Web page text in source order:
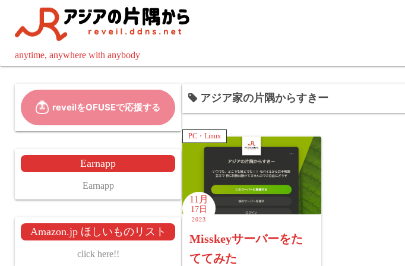
ツ
anytime, anywhere with anybody
アジア家の片隅からすきー
PC・Linux
11月
17日
2023
Misskeyサーバーをた
ててみた
Earnapp
Earnapp
Amazon.jp ほしいものリスト
click here!!